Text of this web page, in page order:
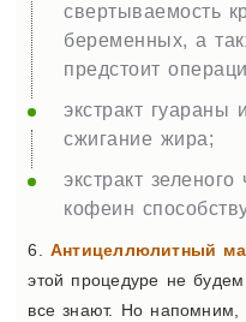
свертываемость
беременных, а
предстоит
экстракт гуараны
сжигание жира;
экстракт
кофеин
6.Антицеллюлитный
этой процедуре не
все знают. Но напомним,